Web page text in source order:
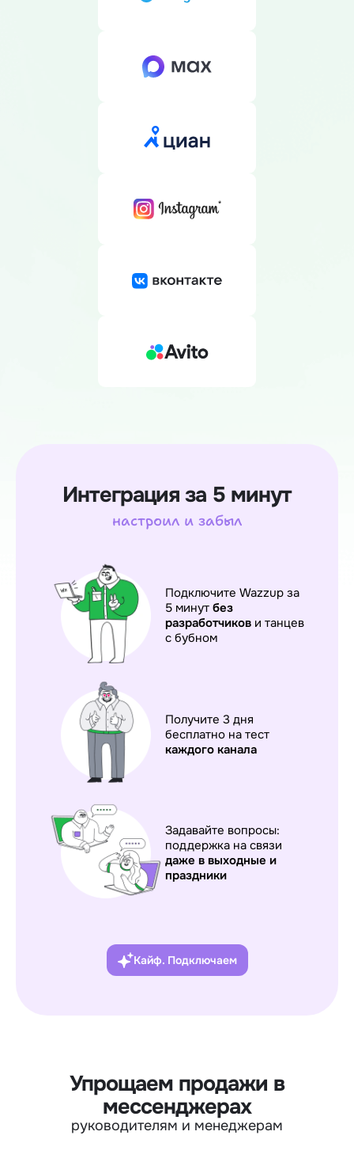
Интеграция за 5 минут
настроил и забыл
Подключите Wazzup за
5 минут без
разработчиков и танцев
с бубном
Получите 3 дня
бесплатно на тест
каждого канала
Задавайте вопросы:
поддержка на связи
даже в выходные и
праздники
Кайф. Подключаем
Упрощаем продажи в
мессенджерах
руководителям и менеджерам